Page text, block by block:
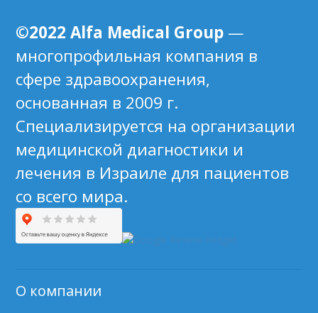
©2022 Alfa Medical Group —
многопрофильная компания в
сфере здравоохранения,
основанная в 2009 г.
Специализируется на организации
медицинской диагностики и
лечения в Израиле для пациентов
со всего мира.
О компании